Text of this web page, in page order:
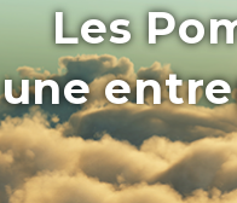
Les
une